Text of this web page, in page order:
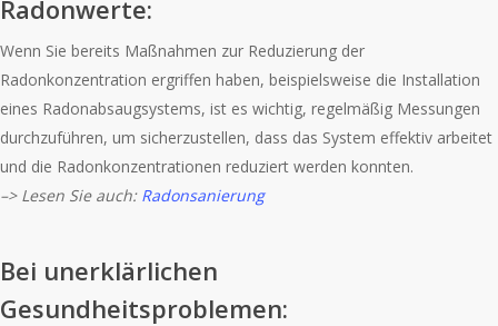
Radonwerte:
Wenn Sie bereits Maßnahmen zur Reduzierung der
Radonkonzentration ergriffen haben, beispielsweise die Installation
eines Radonabsaugsystems, ist es wichtig, regelmäßig Messungen
durchzuführen, um sicherzustellen, dass das System effektiv arbeitet
und die Radonkonzentrationen reduziert werden konnten.
–> Lesen Sie auch: Radonsanierung
Bei unerklärlichen
Gesundheitsproblemen: